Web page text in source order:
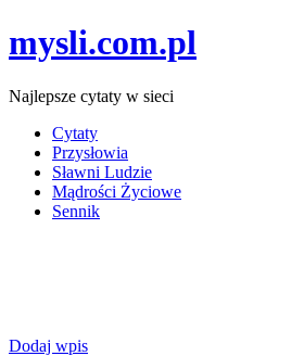
mysli.com.pl
Najlepsze cytaty w sieci
Cytaty
Przysłowia
Sławni Ludzie
Mądrości Życiowe
Sennik
Dodaj wpis